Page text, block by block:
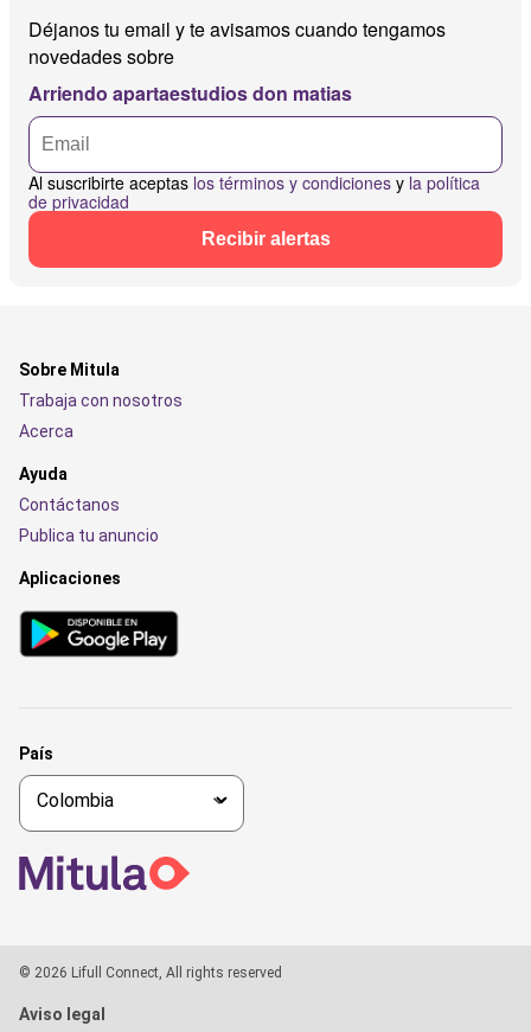
Déjanos tu email y te avisamos cuando tengamos
novedades sobre
Arriendo apartaestudios don matias
Al suscribirte aceptas los términos y condiciones y la política
de privacidad
Recibir alertas
Sobre Mitula
Trabaja con nosotros
Acerca
Ayuda
Contáctanos
Publica tu anuncio
Aplicaciones
País
© 2026 Lifull Connect, All rights reserved
Aviso legal